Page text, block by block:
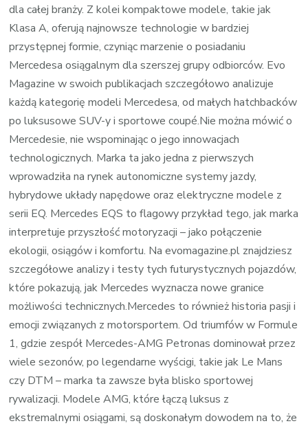
dla całej branży. Z kolei kompaktowe modele, takie jak
Klasa A, oferują najnowsze technologie w bardziej
przystępnej formie, czyniąc marzenie o posiadaniu
Mercedesa osiągalnym dla szerszej grupy odbiorców. Evo
Magazine w swoich publikacjach szczegółowo analizuje
każdą kategorię modeli Mercedesa, od małych hatchbacków
po luksusowe SUV-y i sportowe coupé.Nie można mówić o
Mercedesie, nie wspominając o jego innowacjach
technologicznych. Marka ta jako jedna z pierwszych
wprowadziła na rynek autonomiczne systemy jazdy,
hybrydowe układy napędowe oraz elektryczne modele z
serii EQ. Mercedes EQS to flagowy przykład tego, jak marka
interpretuje przyszłość motoryzacji – jako połączenie
ekologii, osiągów i komfortu. Na evomagazine.pl znajdziesz
szczegółowe analizy i testy tych futurystycznych pojazdów,
które pokazują, jak Mercedes wyznacza nowe granice
możliwości technicznych.Mercedes to również historia pasji i
emocji związanych z motorsportem. Od triumfów w Formule
1, gdzie zespół Mercedes-AMG Petronas dominował przez
wiele sezonów, po legendarne wyścigi, takie jak Le Mans
czy DTM – marka ta zawsze była blisko sportowej
rywalizacji. Modele AMG, które łączą luksus z
ekstremalnymi osiągami, są doskonałym dowodem na to, że